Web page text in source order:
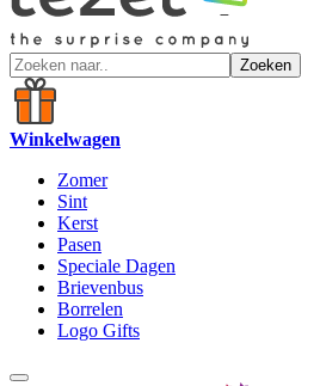
Zoeken
Winkelwagen
Zomer
Sint
Kerst
Pasen
Speciale Dagen
Brievenbus
Borrelen
Logo Gifts